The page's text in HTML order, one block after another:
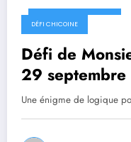
29 septembre 2023
DÉFI CHICOINE
Défi de
29
Une énigme de logique